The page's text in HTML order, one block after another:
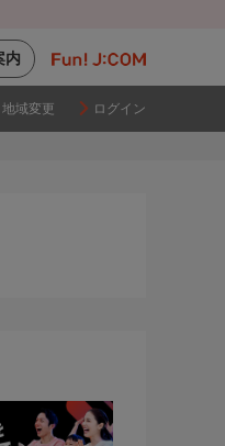
内
地域変更 ログイン